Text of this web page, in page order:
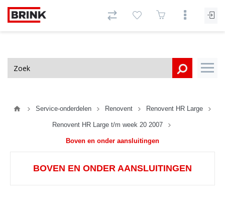
Service-onderdelen Renovent Renovent HR Large
Renovent HR Large t/m week 20 2007
Boven en onder aansluitingen
BOVEN EN ONDER AANSLUITINGEN